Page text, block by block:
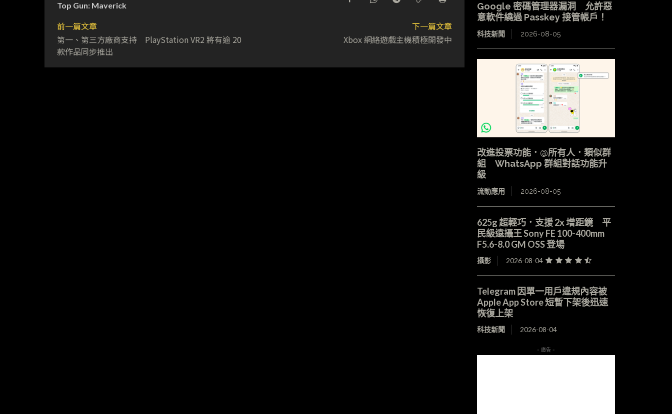
Top Gun: Maverick
前一篇文章
第一、第三方廠商支持 PlayStation VR2 將有逾 20
款作品同步推出
下一篇文章
Xbox 網絡遊戲主機積極開發中
Google 密碼管理器漏洞 允許惡
意軟件繞過 Passkey 接管帳戶！
科技新聞 2026-08-05
改進投票功能．@所有人．類似群
組 WhatsApp 群組對話功能升
級
流動應用 2026-08-05
625g 超輕巧．支援 2x 增距鏡 平
民級遠攝王 Sony FE 100-400mm
F5.6-8.0 GM OSS 登場
攝影 2026-08-04
Telegram 因單一用戶違規內容被
Apple App Store 短暫下架後迅速
恢復上架
科技新聞 2026-08-04
- 廣告 -